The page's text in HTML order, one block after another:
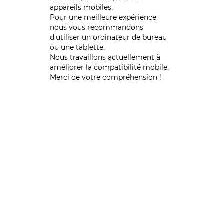
appareils mobiles.
Pour une meilleure expérience,
nous vous recommandons
d'utiliser un ordinateur de bureau
ou une tablette.
Nous travaillons actuellement à
améliorer la compatibilité mobile.
Merci de votre compréhension !